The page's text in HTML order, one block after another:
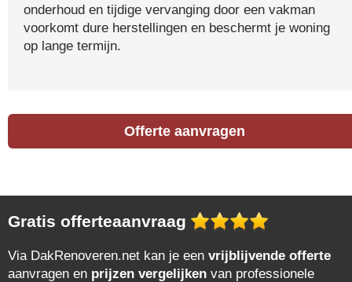
onderhoud en tijdige vervanging door een vakman
voorkomt dure herstellingen en beschermt je woning
op lange termijn.
Offerte aanvragen
Gratis offerteaanvraag
Via DakRenoveren.net kan je een vrijblijvende offerte
aanvragen en prijzen vergelijken van professionele